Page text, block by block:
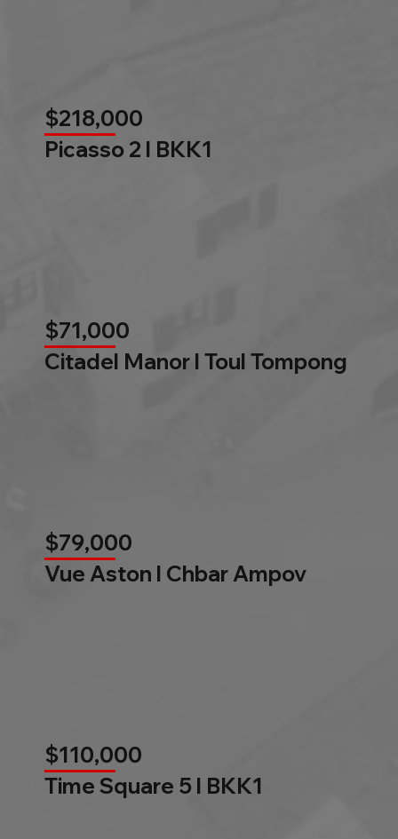
$218,000
Picasso 2 l BKK1
$71,000
Citadel Manor l Toul Tompong
$79,000
Vue Aston l Chbar Ampov
$110,000
Time Square 5 l BKK1